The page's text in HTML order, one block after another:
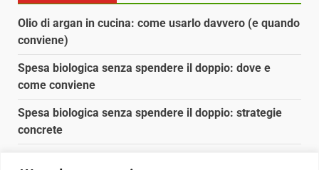
Olio di argan in cucina: come usarlo davvero (e quando
conviene)
Spesa biologica senza spendere il doppio: dove e
come conviene
Spesa biologica senza spendere il doppio: strategie
concrete